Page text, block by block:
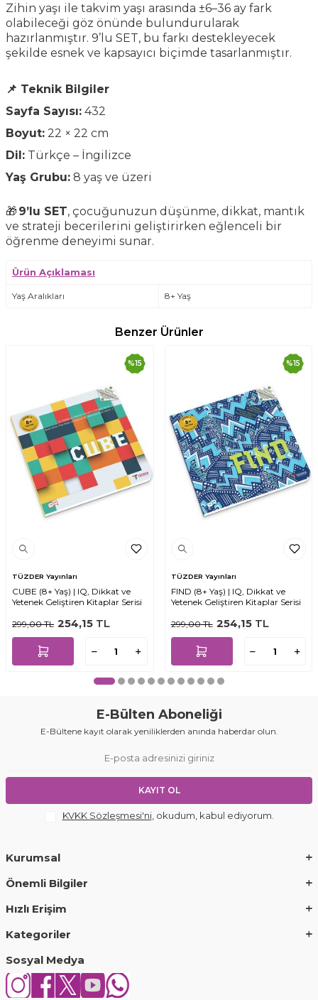
Zihin yaşı ile takvim yaşı arasında ±6–36 ay fark
olabileceği göz önünde bulundurularak
hazırlanmıştır. 9’lu SET, bu farkı destekleyecek
şekilde esnek ve kapsayıcı biçimde tasarlanmıştır.
📌 Teknik Bilgiler
Sayfa Sayısı: 432
Boyut: 22 × 22 cm
Dil: Türkçe – İngilizce
Yaş Grubu: 8 yaş ve üzeri
🎁 9’lu SET, çocuğunuzun düşünme, dikkat, mantık
ve strateji becerilerini geliştirirken eğlenceli bir
öğrenme deneyimi sunar.
Ürün Açıklaması
Yaş Aralıkları 8+ Yaş
Benzer Ürünler
%15
TÜZDER Yayınları
CUBE (8+ Yaş) | IQ, Dikkat ve
Yetenek Geliştiren Kitaplar Serisi
299,00TL 254,15 TL
%15
TÜZDER Yayınları
FIND (8+ Yaş) | IQ, Dikkat ve
Yetenek Geliştiren Kitaplar Serisi
299,00TL 254,15TL
E-Bülten Aboneliği
E-Bültene kayıt olarak yeniliklerden anında haberdar olun.
KAYIT OL
KVKK Sözleşmesi'ni, okudum, kabul ediyorum.
Kurumsal
Önemli Bilgiler
Hızlı Erişim
Kategoriler
Sosyal Medya